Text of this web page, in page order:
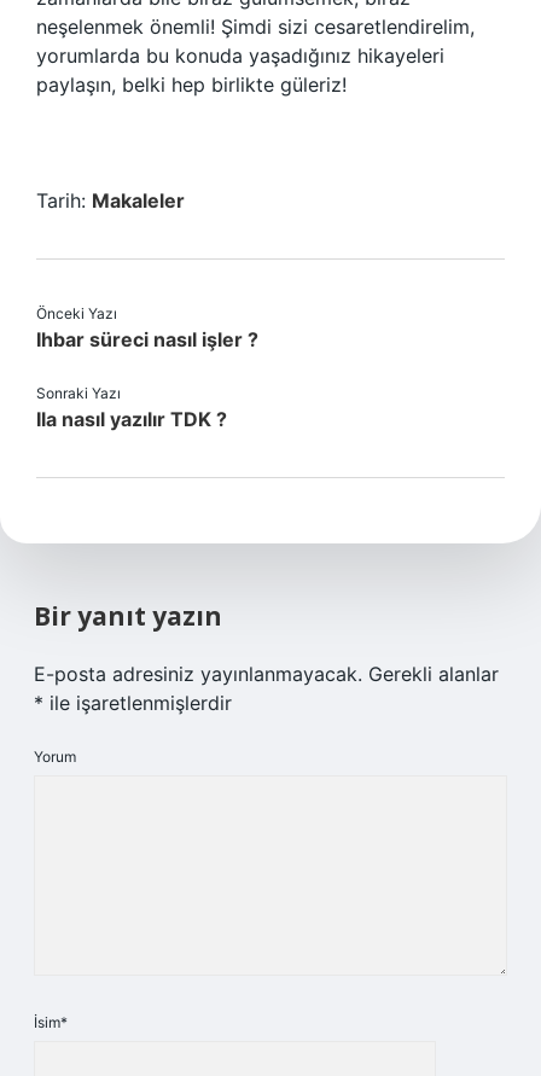
neşelenmek önemli! Şimdi sizi cesaretlendirelim,
yorumlarda bu konuda yaşadığınız hikayeleri
paylaşın, belki hep birlikte güleriz!
Tarih: Makaleler
Önceki Yazı
Ihbar süreci nasıl işler ?
Sonraki Yazı
Ila nasıl yazılır TDK ?
Bir yanıt yazın
E-posta adresiniz yayınlanmayacak. Gerekli alanlar
* ile işaretlenmişlerdir
Yorum
İsim*